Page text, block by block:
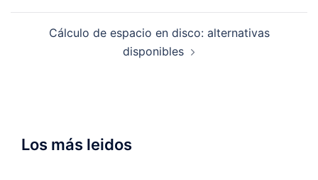
Cálculo de espacio en disco: alternativas
disponibles
Los más leidos